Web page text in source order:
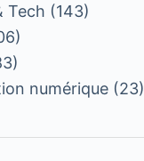
Tech (143)
numérique(23)